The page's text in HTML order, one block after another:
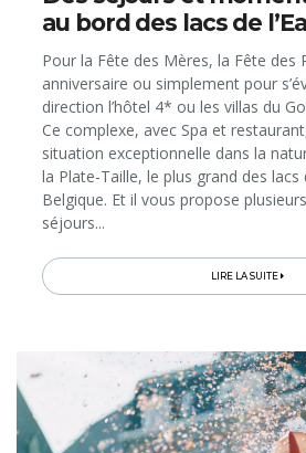
au bord des lacs de
Pour la Fête des Mères, la Fête des
anniversaire ou simplement pour
direction l’hôtel 4* ou les villas du
Ce complexe, avec Spa et
situation exceptionnelle dans la
la Plate-Taille, le plus grand des lacs
Belgique. Et il vous propose
séjours...
LIRE LA SUITE